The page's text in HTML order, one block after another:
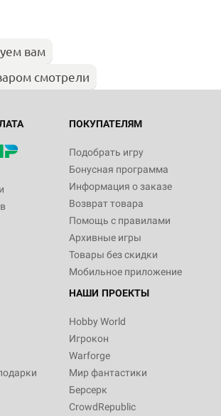
вам
смотрели
ПОКУПАТЕЛЯМ
Подобрать игру
Бонусная программа
Информация о заказе
Возврат товара
Помощь с правилами
Архивные игры
Товары без скидки
Мобильное приложение
НАШИ ПРОЕКТЫ
Hobby World
Игрокон
Warforge
Мир фантастики
Берсерк
CrowdRepublic